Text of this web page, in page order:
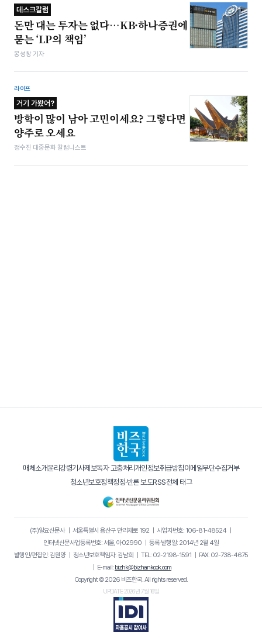
데스크칼럼
돈만 대는 투자는 없다…KB·하나증권에
묻는 ‘LP의 책임’
봉성창 기자
라이프
거기 가봤어?
방학이 많이 남아 고민이세요? 그렇다면
양주로 오세요
정수진 대중문화 칼럼니스트
매체소개윤리강령기사제보독자 고충처리 개인정보취급방침이메일무단수집거부
청소년보호정책정정·반론 보도RSS전체 태그
(주)일요신문사｜ 서울특별시 용산구 만리재로 192｜ 사업자번호: 106-81-48524｜
인터넷신문사업등록번호: 서울, 아02990 ｜ 등록·발행일: 2014년 2월 4일
발행인/편집인: 김원양｜ 청소년보호책임자: 김남희 ｜ TEL: 02-2198-1591 ｜ FAX: 02-738-4675
｜ E-mail: bizhk@bizhankook.com
Copyright © 2026 비즈한국. All rights reserved.
UPDATE 2026년 7월 16일